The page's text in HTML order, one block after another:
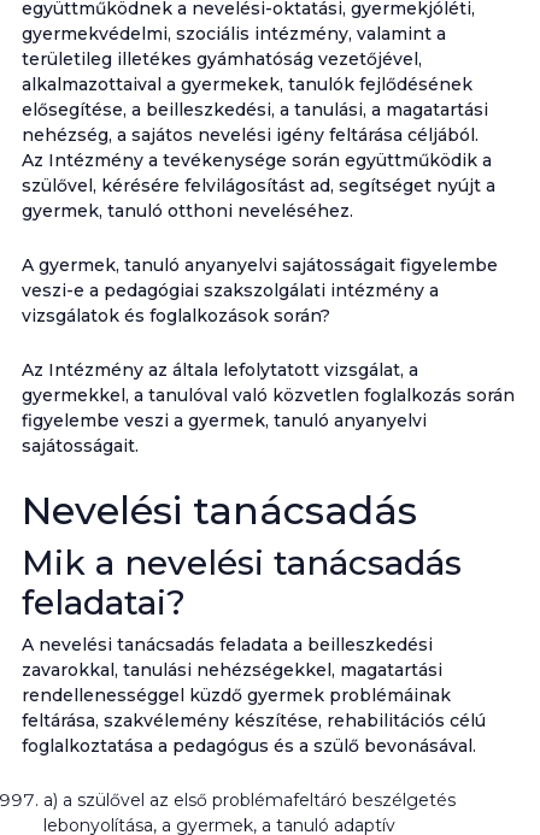
együttműködnek a nevelési-oktatási, gyermekjóléti,
gyermekvédelmi, szociális intézmény, valamint a
területileg illetékes gyámhatóság vezetőjével,
alkalmazottaival a gyermekek, tanulók fejlődésének
elősegítése, a beilleszkedési, a tanulási, a magatartási
nehézség, a sajátos nevelési igény feltárása céljából.
Az Intézmény a tevékenysége során együttműködik a
szülővel, kérésére felvilágosítást ad, segítséget nyújt a
gyermek, tanuló otthoni neveléséhez.
A gyermek, tanuló anyanyelvi sajátosságait figyelembe
veszi-e a pedagógiai szakszolgálati intézmény a
vizsgálatok és foglalkozások során?
Az Intézmény az általa lefolytatott vizsgálat, a
gyermekkel, a tanulóval való közvetlen foglalkozás során
figyelembe veszi a gyermek, tanuló anyanyelvi
sajátosságait.
Nevelési tanácsadás
Mik a nevelési tanácsadás
feladatai?
A nevelési tanácsadás feladata a beilleszkedési
zavarokkal, tanulási nehézségekkel, magatartási
rendellenességgel küzdő gyermek problémáinak
feltárása, szakvélemény készítése, rehabilitációs célú
foglalkoztatása a pedagógus és a szülő bevonásával.
a) a szülővel az első problémafeltáró beszélgetés
lebonyolítása, a gyermek, a tanuló adaptív